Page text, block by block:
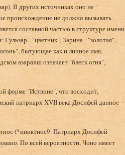
В других источниках оно не
происхождение не должно вызывать
составной частью в структуре имени
Гульзар - "цветник", Зарина - "золотая",
бытующее как и личное имя,
азарахш означает "блеск огня",
форме "Иствине", что восходит,
патриарх XVII века Досифей данное
(*иниктиос9. Патриарх Досифей
По всей вероятности, Чоно имеет